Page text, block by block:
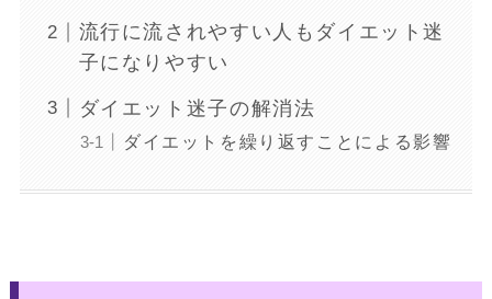
流行に流されやすい人もダイエット迷
子になりやすい
ダイエット迷子の解消法
ダイエットを繰り返すことによる影響